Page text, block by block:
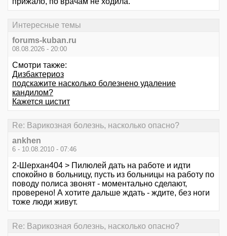
Интересные темы
forums-kuban.ru
08.08.2026 - 20:00
Смотри также:
Дизбактериоз
подскажите насколько болезнено удаление
кандилом?
Кажется цистит
Re: Варикозная болезнь, насколько опасно?
ankhen
6 - 10.08.2010 - 07:46
2-Шерхан404 > Пилюлей дать на работе и идти
спокойно в больницу, пусть из больницы на работу по
поводу полиса звонят - моментально сделают,
проверено! А хотите дальше ждать - ждите, без ноги
тоже люди живут.
Re: Варикозная болезнь, насколько опасно?